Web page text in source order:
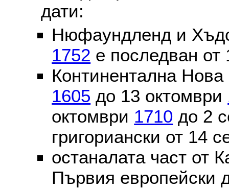
дати:
Нюфаундленд и
1752 е последван от
Континентална
1605 до 13 октомври
октомври 1710 до 2
григориански от 14
останалата част от
Първия европейски